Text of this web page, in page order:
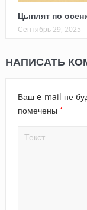
Цыплят по
Сентябрь 29, 2025
НАПИСАТЬ
Ваш e-mail не
помечены *